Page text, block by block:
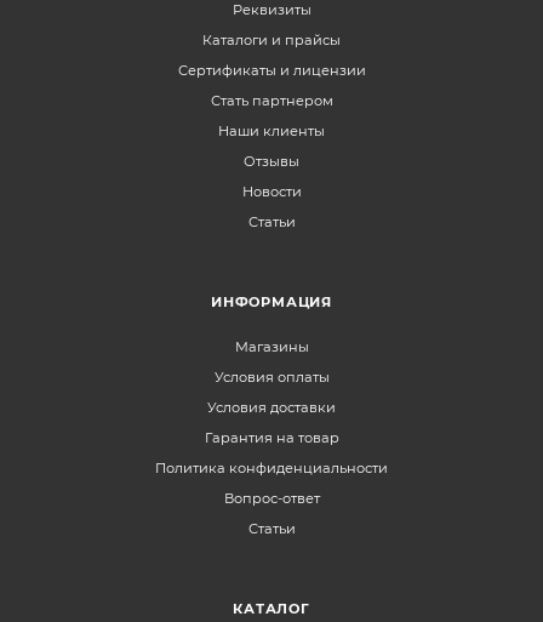
Реквизиты
Каталоги и прайсы
Сертификаты и лицензии
Стать партнером
Наши клиенты
Отзывы
Новости
Статьи
ИНФОРМАЦИЯ
Магазины
Условия оплаты
Условия доставки
Гарантия на товар
Политика конфиденциальности
Вопрос-ответ
Статьи
КАТАЛОГ